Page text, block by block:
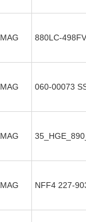
880LC-
060-00073
NFF4 227-